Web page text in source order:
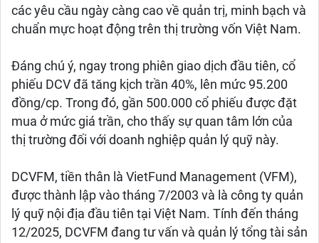
các yêu cầu ngày càng cao về quản trị, minh bạch và
chuẩn mực hoạt động trên thị trường vốn Việt Nam.
Đáng chú ý, ngay trong phiên giao dịch đầu tiên, cổ
phiếu DCV đã tăng kịch trần 40%, lên mức 95.200
đồng/cp. Trong đó, gần 500.000 cổ phiếu được đặt
mua ở mức giá trần, cho thấy sự quan tâm lớn của
thị trường đối với doanh nghiệp quản lý quỹ này.
DCVFM, tiền thân là VietFund Management (VFM),
được thành lập vào tháng 7/2003 và là công ty quản
lý quỹ nội địa đầu tiên tại Việt Nam. Tính đến tháng
12/2025, DCVFM đang tư vấn và quản lý tổng tài sản